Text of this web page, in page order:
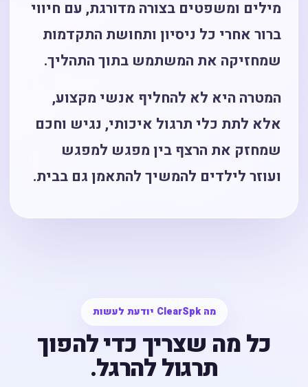
מילים ומשפטים בצורה מדורגת, עם חיווי
ברור אחרי כל ניסיון ותחושת התקדמות
שמחזיקה את המשתמש בתוך התהליך.
המטרה היא לא להחליף אנשי מקצוע,
אלא לתת כלי תרגול איכותי, נגיש וחכם
שמחזק את הרצף בין מפגש למפגש
ועוזר לילדים להמשיך להתאמן גם בבית.
מה ClearSpk יודעת לעשות
כל מה שצריך כדי להפוך
תרגול להרגל.